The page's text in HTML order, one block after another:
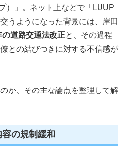
）」。ネット上などで「LUUP
うようになった背景には、岸田
の道路交通法改正と、その過程
との結びつきに対する不信感が
か、その主な論点を整理して解
の規制緩和